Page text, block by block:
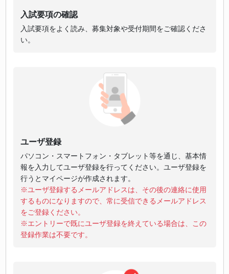
入試要項の確認
入試要項をよく読み、募集対象や受付期間をご確認くださ
い。
ユーザ登録
パソコン・スマートフォン・タブレット等を通じ、基本情
報を入力してユーザ登録を行ってください。ユーザ登録を
行うとマイページが作成されます。
※ユーザ登録するメールアドレスは、その後の連絡に使用
するものになりますので、常に受信できるメールアドレス
をご登録ください。
※エントリーで既にユーザ登録を終えている場合は、この
登録作業は不要です。